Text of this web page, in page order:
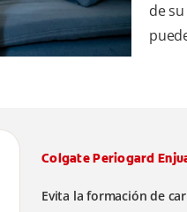
de
Colgate Periogard
Evita la formación de